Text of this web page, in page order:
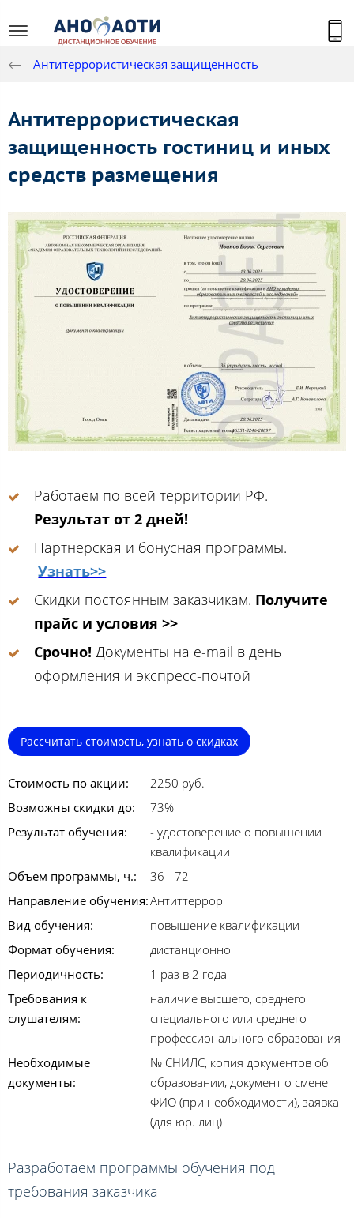
Антитеррористическая защищенность
Антитеррористическая
защищенность гостиниц и иных
средств размещения
Работаем по всей территории РФ.
Результат от 2 дней!
Партнерская и бонусная программы.
Узнать>>
Скидки постоянным заказчикам. Получите
прайс и условия >>
Срочно! Документы на e-mail в день
оформления и экспресс-почтой
Рассчитать стоимость, узнать о скидках
Стоимость по акции:
2250 руб.
Возможны скидки до:
73%
Результат обучения:
- удостоверение о повышении
квалификации
Объем программы, ч.:
36 - 72
Направление обучения:Антиттеррор
Вид обучения:
повышение квалификации
Формат обучения:
дистанционно
Периодичность:
1 раз в 2 года
Требования к
слушателям:
наличие высшего, среднего
специального или среднего
профессионального образования
Необходимые
документы:
№ СНИЛС, копия документов об
образовании, документ о смене
ФИО (при необходимости), заявка
(для юр. лиц)
Разработаем программы обучения под
требования заказчика